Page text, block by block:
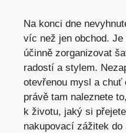
Na konci dne
víc než jen obchod. Je
účinně zorganizovat
radostí a stylem.
otevřenou mysl a chuť
právě tam naleznete
k životu, jaký si
nakupovací zážitek do